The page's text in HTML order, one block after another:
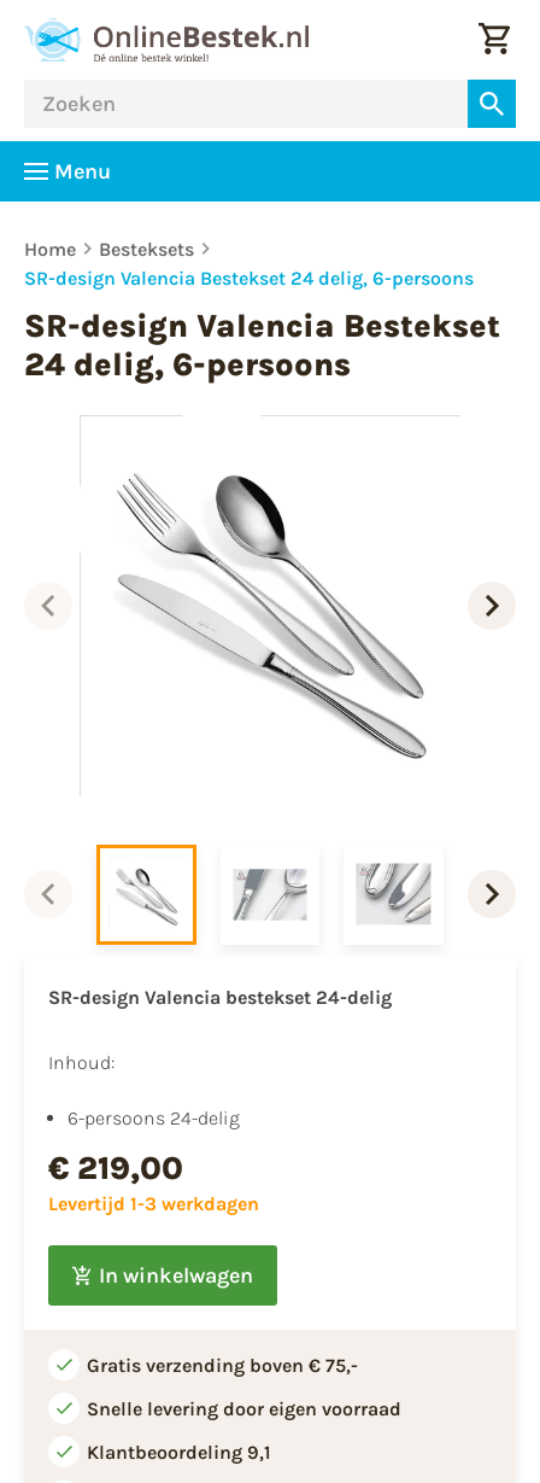
Menu
Home
Besteksets
SR-design Valencia Bestekset 24 delig, 6-persoons
SR-design Valencia Bestekset
24 delig, 6-persoons
SR-design Valencia bestekset 24-delig
Inhoud:
6-persoons 24-delig
€ 219,00
Levertijd 1-3 werkdagen
In winkelwagen
Gratis verzending boven € 75,-
Snelle levering door eigen voorraad
Klantbeoordeling 9,1